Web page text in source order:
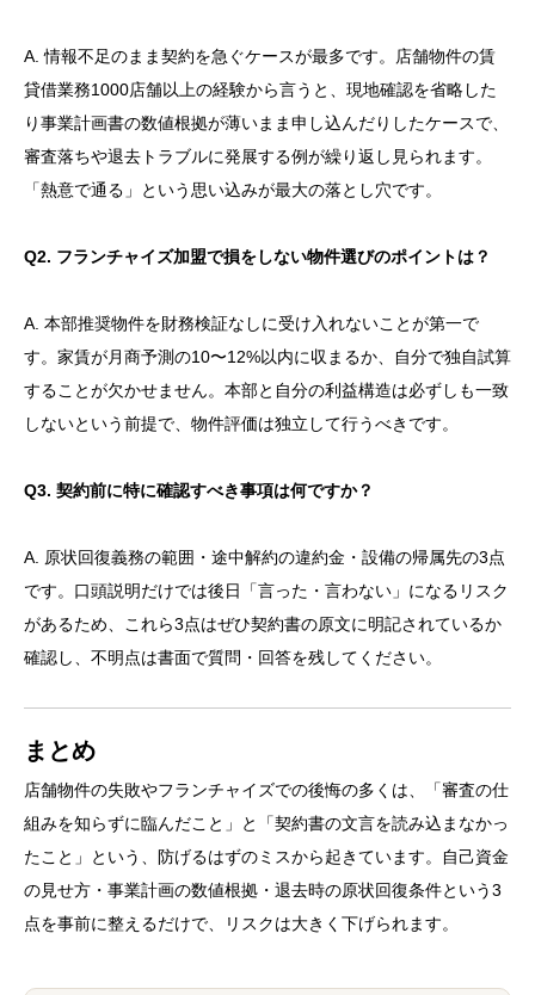
A. 情報不足のまま契約を急ぐケースが最多です。店舗物件の賃
貸借業務1000店舗以上の経験から言うと、現地確認を省略した
り事業計画書の数値根拠が薄いまま申し込んだりしたケースで、
審査落ちや退去トラブルに発展する例が繰り返し見られます。
「熱意で通る」という思い込みが最大の落とし穴です。
Q2. フランチャイズ加盟で損をしない物件選びのポイントは？
A. 本部推奨物件を財務検証なしに受け入れないことが第一で
す。家賃が月商予測の10〜12%以内に収まるか、自分で独自試算
することが欠かせません。本部と自分の利益構造は必ずしも一致
しないという前提で、物件評価は独立して行うべきです。
Q3. 契約前に特に確認すべき事項は何ですか？
A. 原状回復義務の範囲・途中解約の違約金・設備の帰属先の3点
です。口頭説明だけでは後日「言った・言わない」になるリスク
があるため、これら3点はぜひ契約書の原文に明記されているか
確認し、不明点は書面で質問・回答を残してください。
まとめ
店舗物件の失敗やフランチャイズでの後悔の多くは、「審査の仕
組みを知らずに臨んだこと」と「契約書の文言を読み込まなかっ
たこと」という、防げるはずのミスから起きています。自己資金
の見せ方・事業計画の数値根拠・退去時の原状回復条件という3
点を事前に整えるだけで、リスクは大きく下げられます。